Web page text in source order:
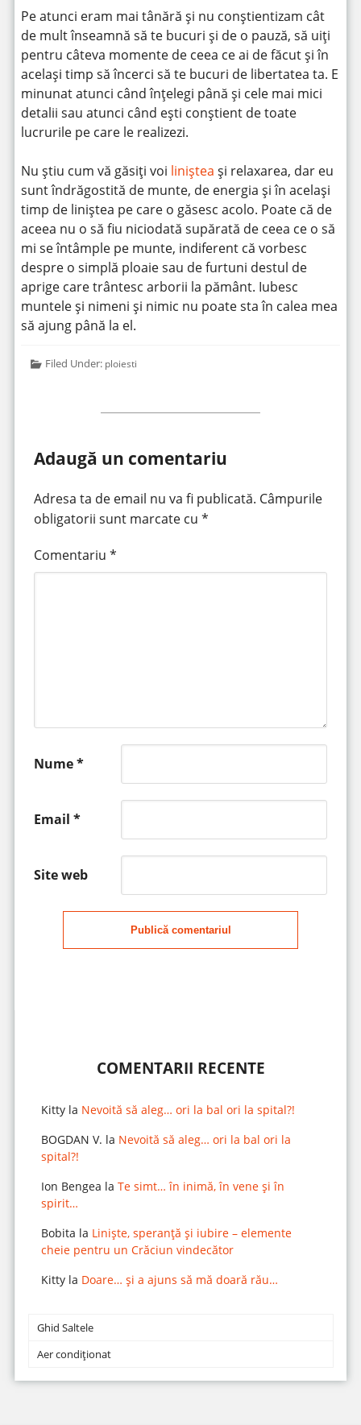
Pe atunci eram mai tânără și nu conștientizam cât
de mult înseamnă să te bucuri și de o pauză, să uiți
pentru câteva momente de ceea ce ai de făcut și în
același timp să încerci să te bucuri de libertatea ta. E
minunat atunci când înțelegi până și cele mai mici
detalii sau atunci când ești conștient de toate
lucrurile pe care le realizezi.
Nu știu cum vă găsiți voi liniștea și relaxarea, dar eu
sunt îndrăgostită de munte, de energia și în același
timp de liniștea pe care o găsesc acolo. Poate că de
aceea nu o să fiu niciodată supărată de ceea ce o să
mi se întâmple pe munte, indiferent că vorbesc
despre o simplă ploaie sau de furtuni destul de
aprige care trântesc arborii la pământ. Iubesc
muntele și nimeni și nimic nu poate sta în calea mea
să ajung până la el.
Filed Under: ploiesti
Adaugă un comentariu
Adresa ta de email nu va fi publicată. Câmpurile
obligatorii sunt marcate cu *
Comentariu *
Nume*
Email *
Site web
Publică comentariul
COMENTARII RECENTE
Kittyla Nevoită să aleg… ori la bal ori la spital?!
BOGDAN V. la Nevoită să aleg… ori la bal ori la
spital?!
Ion Bengea la Te simt… în inimă, în vene și în
spirit…
Bobita la Liniște, speranță și iubire – elemente
cheie pentru un Crăciun vindecător
Kittyla Doare… și a ajuns să mă doară rău…
Ghid Saltele
Aer condiționat